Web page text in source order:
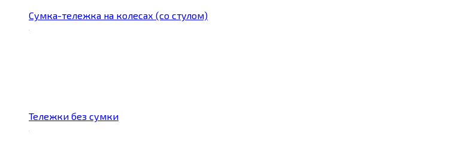
Сумка-тележка на колесах (со стулом)
Тележки без сумки